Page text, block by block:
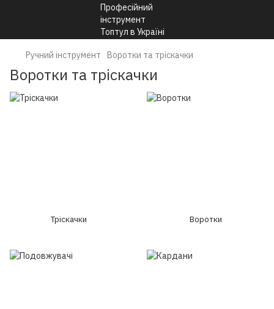
Ручний інструмент Воротки та тріскачки
Воротки та тріскачки
Тріскачки Воротки